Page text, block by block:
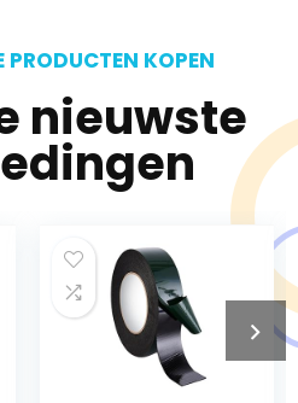
PRODUCTEN KOPEN
nieuwste